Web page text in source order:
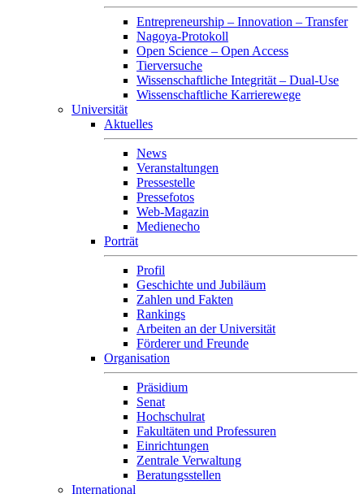
Entrepreneurship – Innovation – Transfer
Nagoya-Protokoll
Open Science – Open Access
Tierversuche
Wissenschaftliche Integrität – Dual-Use
Wissenschaftliche Karrierewege
Universität
Aktuelles
News
Veranstaltungen
Pressestelle
Pressefotos
Web-Magazin
Medienecho
Porträt
Profil
Geschichte und Jubiläum
Zahlen und Fakten
Rankings
Arbeiten an der Universität
Förderer und Freunde
Organisation
Präsidium
Senat
Hochschulrat
Fakultäten und Professuren
Einrichtungen
Zentrale Verwaltung
Beratungsstellen
International